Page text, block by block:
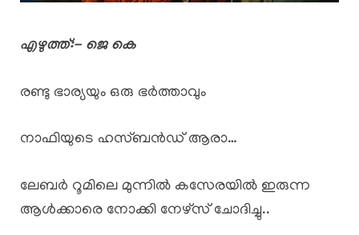
എഴുത്ത്:- ജെ കെ
രണ്ടു ഭാര്യയും ഒരു ഭർത്താവും
നാഫിയുടെ ഹസ്ബൻഡ് ആരാ…
ലേബർ റൂമിലെ മുന്നിൽ കസേരയിൽ ഇരുന്ന
ആൾക്കാരെ നോക്കി നേഴ്സ് ചോദിച്ചു..